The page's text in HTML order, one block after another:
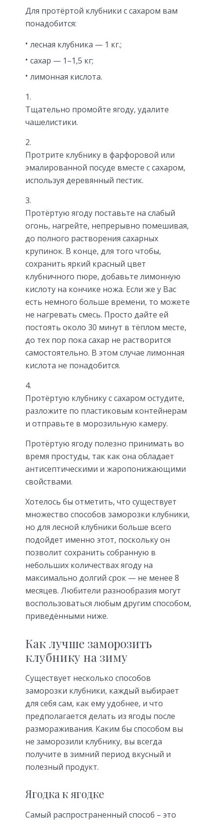
Для протёртой клубники с сахаром вам
понадобится:
лесная клубника — 1 кг.;
сахар — 1–1,5 кг;
лимонная кислота.
Тщательно промойте ягоду, удалите
чашелистики.
Протрите клубнику в фарфоровой или
эмалированной посуде вместе с сахаром,
используя деревянный пестик.
Протёртую ягоду поставьте на слабый
огонь, нагрейте, непрерывно помешивая,
до полного растворения сахарных
крупинок. В конце, для того чтобы,
сохранить яркий красный цвет
клубничного пюре, добавьте лимонную
кислоту на кончике ножа. Если же у Вас
есть немного больше времени, то можете
не нагревать смесь. Просто дайте ей
постоять около 30 минут в тёплом месте,
до тех пор пока сахар не растворится
самостоятельно. В этом случае лимонная
кислота не понадобится.
Протёртую клубнику с сахаром остудите,
разложите по пластиковым контейнерам
и отправьте в морозильную камеру.
Протёртую ягоду полезно принимать во
время простуды, так как она обладает
антисептическими и жаропонижающими
свойствами.
Хотелось бы отметить, что существует
множество способов заморозки клубники,
но для лесной клубники больше всего
подойдет именно этот, поскольку он
позволит сохранить собранную в
небольших количествах ягоду на
максимально долгий срок — не менее 8
месяцев. Любители разнообразия могут
воспользоваться любым другим способом,
приведёнными ниже.
Как лучше заморозить
клубнику на зиму
Существует несколько способов
заморозки клубники, каждый выбирает
для себя сам, как ему удобнее, и что
предполагается делать из ягоды после
размораживания. Каким бы способом вы
не заморозили клубнику, вы всегда
получите в зимний период вкусный и
полезный продукт.
Ягодка к ягодке
Самый распространенный способ – это